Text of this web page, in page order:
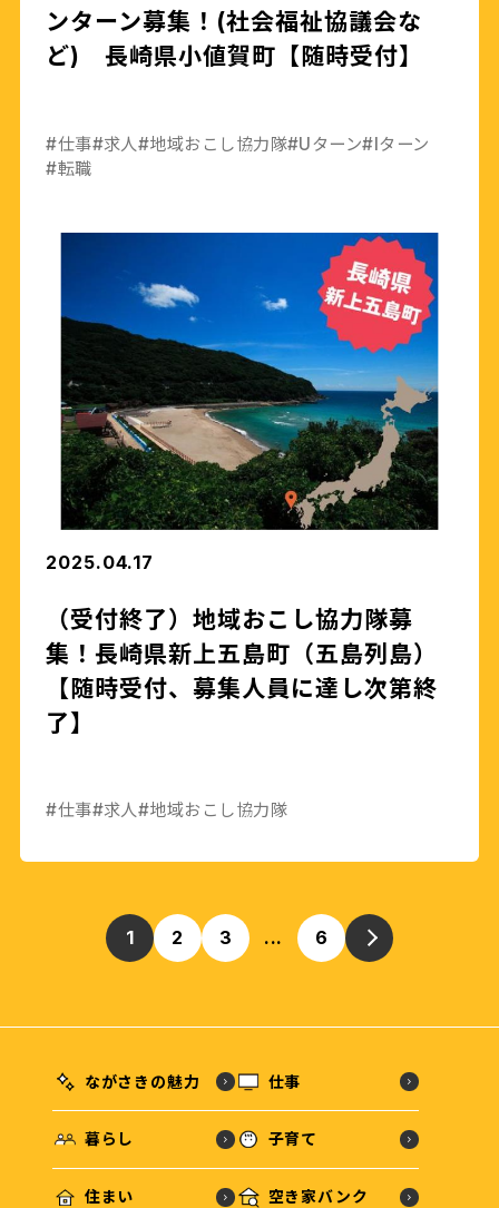
ンターン募集！(社会福祉協議会な
ど) 長崎県小値賀町【随時受付】
#仕事#求人#地域おこし協力隊#Uターン#Iターン
#転職
2025.04.17
（受付終了）地域おこし協力隊募
集！長崎県新上五島町（五島列島）
【随時受付、募集人員に達し次第終
了】
#仕事#求人#地域おこし協力隊
1 2 3 ... 6
ながさきの魅力 仕事
暮らし 子育て
住まい 空き家バンク